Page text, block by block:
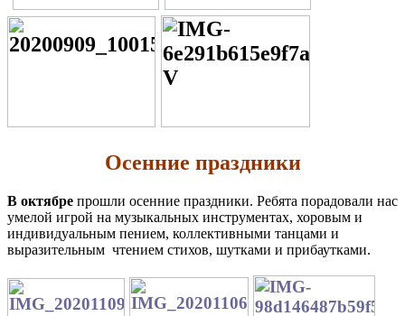
Осенние праздники
В октябре прошли осенние праздники. Ребята порадовали нас
умелой игрой на музыкальных инструментах, хоровым и
индивидуальным пением, коллективными танцами и
выразительным чтением стихов, шутками и прибаутками.